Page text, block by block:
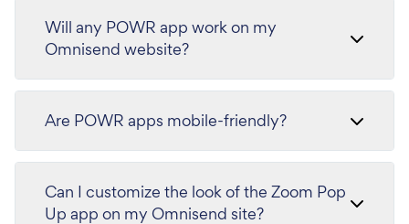
Will any POWR app work on my
Omnisend website?
Are POWR apps mobile-friendly?
Can I customize the look of the Zoom Pop
Up app on my Omnisend site?